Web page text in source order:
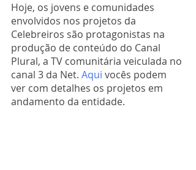
Hoje, os jovens e comunidades
envolvidos nos projetos da
Celebreiros são protagonistas na
produção de conteúdo do Canal
Plural, a TV comunitária veiculada no
canal 3 da Net. Aqui vocês podem
ver com detalhes os projetos em
andamento da entidade.